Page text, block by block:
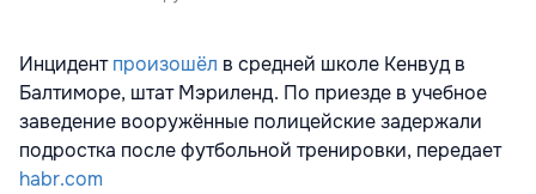
Инцидент произошёл в средней школе Кенвуд в
Балтиморе, штат Мэриленд. По приезде в учебное
заведение вооружённые полицейские задержали
подростка после футбольной тренировки, передает
habr.com